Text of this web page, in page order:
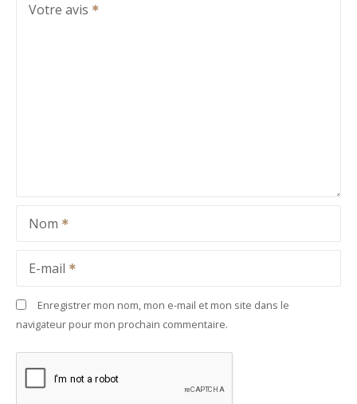
Votre avis
Nom
E-mail
Enregistrer mon nom, mon e-mail et mon site dans le
navigateur pour mon prochain commentaire.